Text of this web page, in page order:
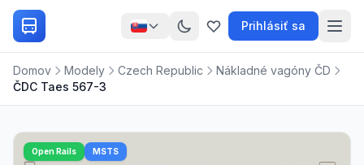
Prihlásiť sa
Domov Modely Czech Republic
Nákladné vagóny ČD
ČDC Taes 567-3
Open Rails MSTS